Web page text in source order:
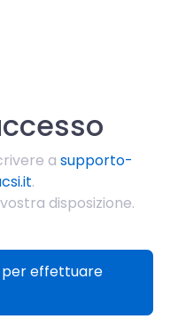
a supporto-
.
disposizione.
per effettuare